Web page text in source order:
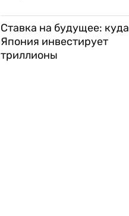
Ставка на будущее: куда
Япония инвестирует
триллионы